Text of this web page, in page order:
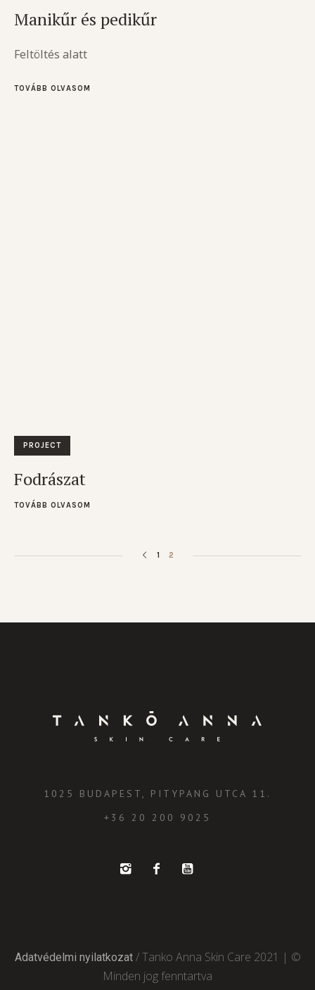
Manikűr és pedikűr
Feltöltés alatt
TOVÁBB OLVASOM
PROJECT
Fodrászat
TOVÁBB OLVASOM
1 2
1025 BUDAPEST, PITYPANG UTCA 11.
+36 20 200 9025
Adatvédelmi nyilatkozat/ Tanko Anna Skin Care 2021 | ©
Minden jog fenntartva